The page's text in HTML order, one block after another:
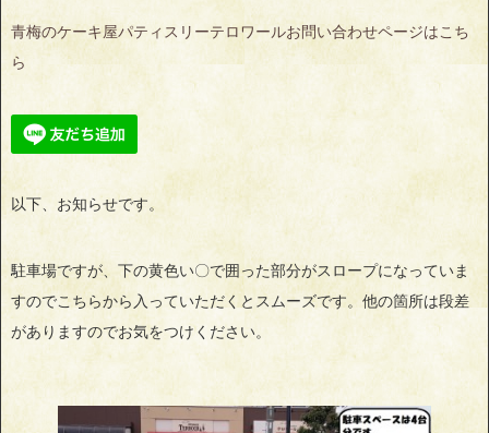
青梅のケーキ屋パティスリーテロワールお問い合わせページはこち
ら
以下、お知らせです。
駐車場ですが、下の黄色い〇で囲った部分がスロープになっていま
すのでこちらから入っていただくとスムーズです。他の箇所は段差
がありますのでお気をつけください。